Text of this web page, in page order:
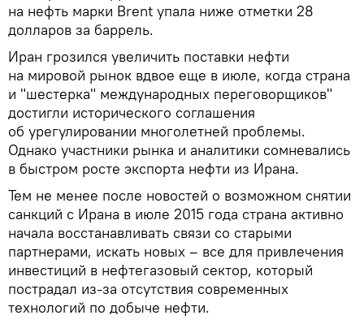
на нефть марки Brent упала ниже отметки 28
долларов за баррель.
Иран грозился увеличить поставки нефти
на мировой рынок вдвое еще в июле, когда страна
и "шестерка" международных переговорщиков"
достигли исторического соглашения
об урегулировании многолетней проблемы.
Однако участники рынка и аналитики сомневались
в быстром росте экспорта нефти из Ирана.
Тем не менее после новостей о возможном снятии
санкций с Ирана в июле 2015 года страна активно
начала восстанавливать связи со старыми
партнерами, искать новых – все для привлечения
инвестиций в нефтегазовый сектор, который
пострадал из-за отсутствия современных
технологий по добыче нефти.